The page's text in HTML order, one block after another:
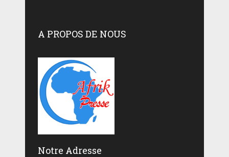
A PROPOS DE NOUS
Notre Adresse